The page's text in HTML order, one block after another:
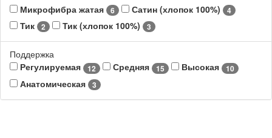
Микрофибра жатая 6 Сатин (хлопок 100%) 4
Тик 2 Тик (хлопок 100%) 3
Поддержка
Регулируемая
12 Средняя 15 Высокая 10
Анатомическая 3